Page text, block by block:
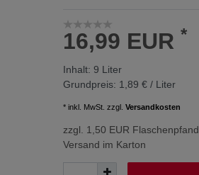
16,99 EUR *
Inhalt: 9 Liter
Grundpreis: 1,89 € / Liter
* inkl. MwSt. zzgl. Versandkosten
zzgl. 1,50 EUR Flaschenpfand
Versand im Karton